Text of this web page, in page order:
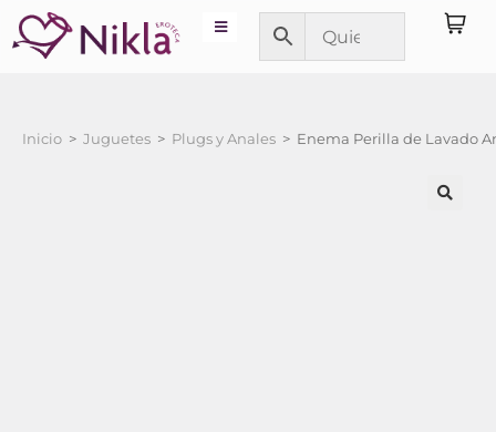
Inicio > Juguetes > Plugs y Anales > Enema Perilla de Lavado